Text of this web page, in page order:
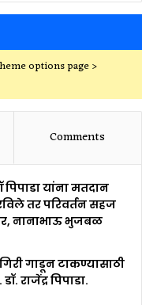
options page >
Comments
यांना मतदान
तर परिवर्तन सहज
नानाभाऊ भुजबळ
गाडून टाकण्यासाठी
राजेंद्र पिपाडा.